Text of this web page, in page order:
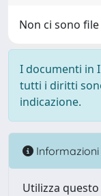
Non ci sono
I documenti in
tutti i diritti
indicazione.
Informazioni
Utilizza